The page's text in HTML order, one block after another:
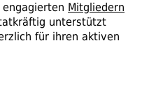
Mitgliedern
unterstützt
für ihren aktiven